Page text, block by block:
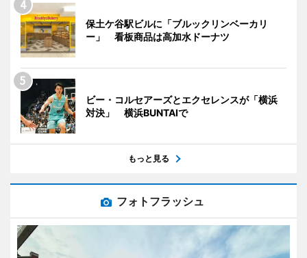
保土ケ谷駅ビルに「ブルックリンベーカリ
ー」 看板商品は高加水ドーナツ
ビー・コルセアーズとエクセレンスが「横浜
対決」 横浜BUNTAIで
もっと見る
フォトフラッシュ